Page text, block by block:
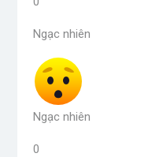
Ngạc nhiên
Ngạc nhiên
0